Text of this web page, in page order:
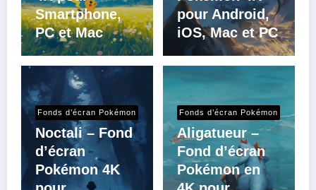
Smartphone,
PC et Mac
pour Android,
iOS, Mac et PC
Fonds d’écran Pokémon
Noctali – Fond
d’écran
Pokémon 4K
Fonds d’écran Pokémon
Aligatueur –
Fond d’écran
Pokémon en